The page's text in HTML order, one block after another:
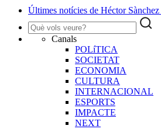
Últimes notícies de Héctor
Canals
POLíTICA
SOCIETAT
ECONOMIA
CULTURA
INTERNACIONAL
ESPORTS
IMPACTE
NEXT